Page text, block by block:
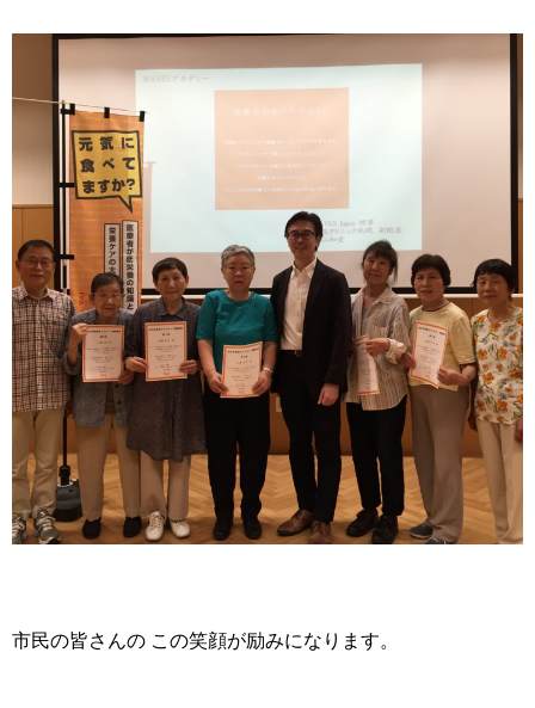
市民の皆さんの この笑顔が励みになります。